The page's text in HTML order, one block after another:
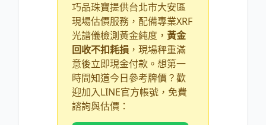
巧品珠寶提供台北市大安區
現場估價服務，配備專業XRF
光譜儀檢測黃金純度， 黃金
回收不扣耗損 ，現場秤重滿
意後立即現金付款。想第一
時間知道今日參考牌價？歡
迎加入LINE官方帳號，免費
諮詢與估價：